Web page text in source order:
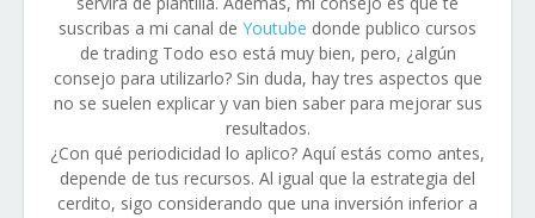
suscribas a mi canal de Youtube donde publico cursos
de trading Todo eso está muy bien, pero, ¿algún
consejo para utilizarlo? Sin duda, hay tres aspectos que
no se suelen explicar y van bien saber para mejorar sus
resultados.
¿Con qué periodicidad lo aplico? Aquí estás como antes,
depende de tus recursos. Al igual que la estrategia del
cerdito, sigo considerando que una inversión inferior a